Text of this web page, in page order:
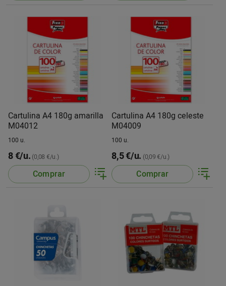
Cartulina A4 180g amarilla
M04012
100 u.
8 €/u. (0,08 €/u.)
Comprar
Cartulina A4 180g celeste
M04009
100 u.
8,5 €/u. (0,09 €/u.)
Comprar